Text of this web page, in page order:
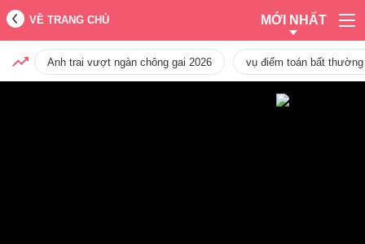
VỀ TRANG CHỦ MỚI NHẤT
Anh trai vượt ngàn chông gai 2026 vụ điểm toán bất